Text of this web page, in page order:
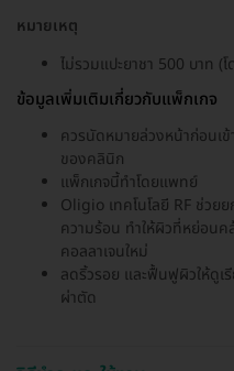
หมายเหตุ
ไม่รวมแปะยาชา 500 บาท (
ข้อมูลเพิ่มเติมเกี่ยวกับแพ็กเกจ
ควรนัดหมายล่วงหน้าก่อนเข้
ของคลินิก
แพ็กเกจนี้ทำโดยแพทย์
Oligio เทคโนโลยี RF ช่วย
ความร้อน ทำให้ผิวที่หย่อนค
คอลลาเจนใหม่
ลดริ้วรอย และฟื้นฟูผิวให้ดูเ
ผ่าตัด